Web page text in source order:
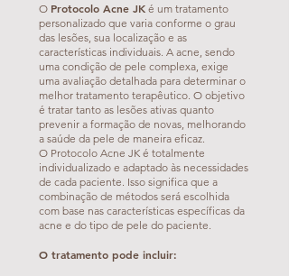
O Protocolo Acne JK é um tratamento
personalizado que varia conforme o grau
das lesões, sua localização e as
características individuais. A acne, sendo
uma condição de pele complexa, exige
uma avaliação detalhada para determinar o
melhor tratamento terapêutico. O objetivo
é tratar tanto as lesões ativas quanto
prevenir a formação de novas, melhorando
a saúde da pele de maneira eficaz.
O Protocolo Acne JK é totalmente
individualizado e adaptado às necessidades
de cada paciente. Isso significa que a
combinação de métodos será escolhida
com base nas características específicas da
acne e do tipo de pele do paciente.
O tratamento pode incluir: